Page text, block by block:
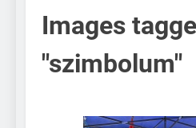
Images
"szimbolum"